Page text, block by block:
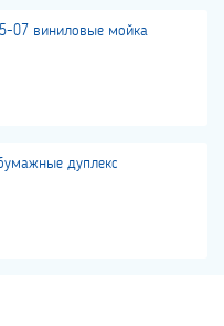
07 виниловые мойка
дуплекс